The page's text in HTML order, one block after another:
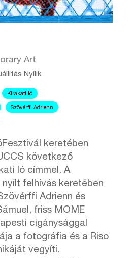
Art
Nyílik
Kirakati ló
Szövérffi Adrienn
keretében
következő
ló címmel. A
felhívás keretében
Adrienn és
friss MOME
cigánysággal
a fotográfia és a Riso
vegyíti.